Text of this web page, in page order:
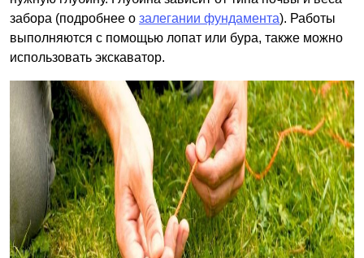
забора (подробнее о залегании фундамента). Работы
выполняются с помощью лопат или бура, также можно
использовать экскаватор.